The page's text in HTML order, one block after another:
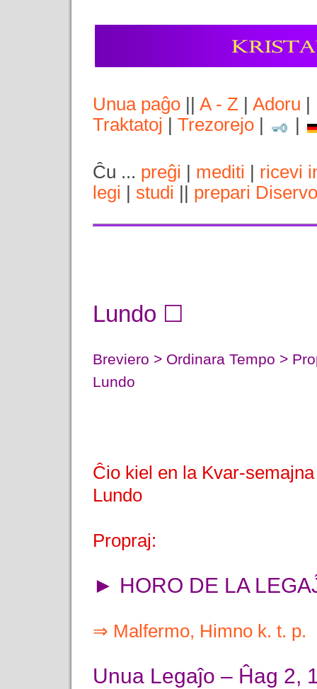
Unua paĝo ||A - Z |Adoru
Traktatoj |Trezorejo
Ĉu ... preĝi mediti
ricevi
legi
studi prepari
Lundo ☐
Breviero > Ordinara Tempo >
Lundo
Ĉio kiel en la Kvar-
Lundo
Propraj:
► HORO DE LA
⇒ Malfermo, Himno k. t. p.
Unua Legaĵo – Ĥag 2,